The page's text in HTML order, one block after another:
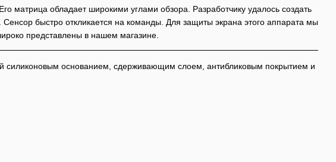
обладает широкими углами обзора. Разработчику удалось создать
быстро откликается на команды. Для защиты экрана этого аппарата мы
представлены в нашем магазине.
силиконовым основанием, сдерживающим слоем, антибликовым покрытием и